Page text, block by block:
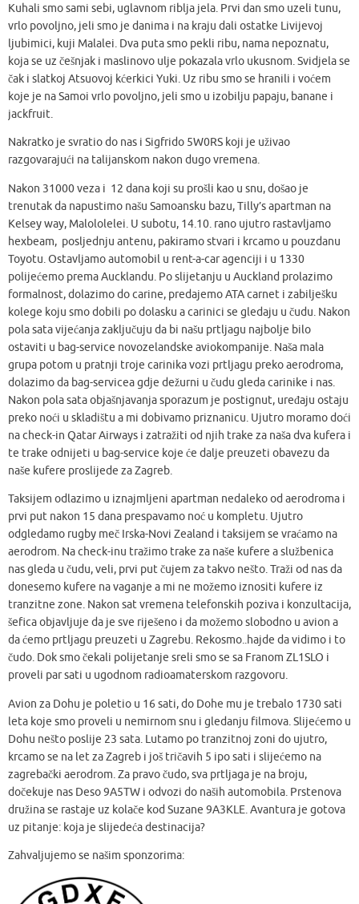
Kuhali smo sami sebi, uglavnom riblja jela. Prvi dan smo uzeli tunu,
vrlo povoljno, jeli smo je danima i na kraju dali ostatke Livijevoj
ljubimici, kuji Malalei. Dva puta smo pekli ribu, nama nepoznatu,
koja se uz češnjak i maslinovo ulje pokazala vrlo ukusnom. Svidjela se
čak i slatkoj Atsuovoj kćerkici Yuki. Uz ribu smo se hranili i voćem
koje je na Samoi vrlo povoljno, jeli smo u izobilju papaju, banane i
jackfruit.
Nakratko je svratio do nas i Sigfrido 5W0RS koji je uživao
razgovarajući na talijanskom nakon dugo vremena.
Nakon 31000 veza i 12 dana koji su prošli kao u snu, došao je
trenutak da napustimo našu Samoansku bazu, Tilly’s apartman na
Kelsey way, Malololelei. U subotu, 14.10. rano ujutro rastavljamo
hexbeam, posljednju antenu, pakiramo stvari i krcamo u pouzdanu
Toyotu. Ostavljamo automobil u rent-a-car agenciji i u 1330
polijećemo prema Aucklandu. Po slijetanju u Auckland prolazimo
formalnost, dolazimo do carine, predajemo ATA carnet i zabilješku
kolege koju smo dobili po dolasku a carinici se gledaju u čudu. Nakon
pola sata vijećanja zaključuju da bi našu prtljagu najbolje bilo
ostaviti u bag-service novozelandske aviokompanije. Naša mala
grupa potom u pratnji troje carinika vozi prtljagu preko aerodroma,
dolazimo da bag-servicea gdje dežurni u čudu gleda carinike i nas.
Nakon pola sata objašnjavanja sporazum je postignut, uređaju ostaju
preko noći u skladištu a mi dobivamo priznanicu. Ujutro moramo doći
na check-in Qatar Airways i zatražiti od njih trake za naša dva kufera i
te trake odnijeti u bag-service koje će dalje preuzeti obavezu da
naše kufere proslijede za Zagreb.
Taksijem odlazimo u iznajmljeni apartman nedaleko od aerodroma i
prvi put nakon 15 dana prespavamo noć u kompletu. Ujutro
odgledamo rugby meč Irska-Novi Zealand i taksijem se vraćamo na
aerodrom. Na check-inu tražimo trake za naše kufere a službenica
nas gleda u čudu, veli, prvi put čujem za takvo nešto. Traži od nas da
donesemo kufere na vaganje a mi ne možemo iznositi kufere iz
tranzitne zone. Nakon sat vremena telefonskih poziva i konzultacija,
šefica objavljuje da je sve riješeno i da možemo slobodno u avion a
da ćemo prtljagu preuzeti u Zagrebu. Rekosmo..hajde da vidimo i to
čudo. Dok smo čekali polijetanje sreli smo se sa Franom ZL1SLO i
proveli par sati u ugodnom radioamaterskom razgovoru.
Avion za Dohu je poletio u 16 sati, do Dohe mu je trebalo 1730 sati
leta koje smo proveli u nemirnom snu i gledanju filmova. Slijećemo u
Dohu nešto poslije 23 sata. Lutamo po tranzitnoj zoni do ujutro,
krcamo se na let za Zagreb i još tričavih 5 ipo sati i slijećemo na
zagrebački aerodrom. Za pravo čudo, sva prtljaga je na broju,
dočekuje nas Deso 9A5TW i odvozi do naših automobila. Prstenova
družina se rastaje uz kolače kod Suzane 9A3KLE. Avantura je gotova
uz pitanje: koja je slijedeća destinacija?
Zahvaljujemo se našim sponzorima: